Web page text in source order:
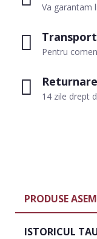
Va garantam
Pentru
14 zile drept
PRODUSE
ISTORICUL